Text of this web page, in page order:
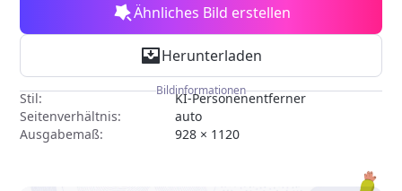
Ähnliches Bild erstellen
Herunterladen
Bildinformationen
Stil:
KI-Personenentferner
Seitenverhältnis:
auto
Ausgabemaß:
928 × 1120